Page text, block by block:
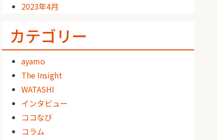
2023年4月
カテゴリー
ayamo
The Insight
WATASHI
インタビュー
ココなび
コラム